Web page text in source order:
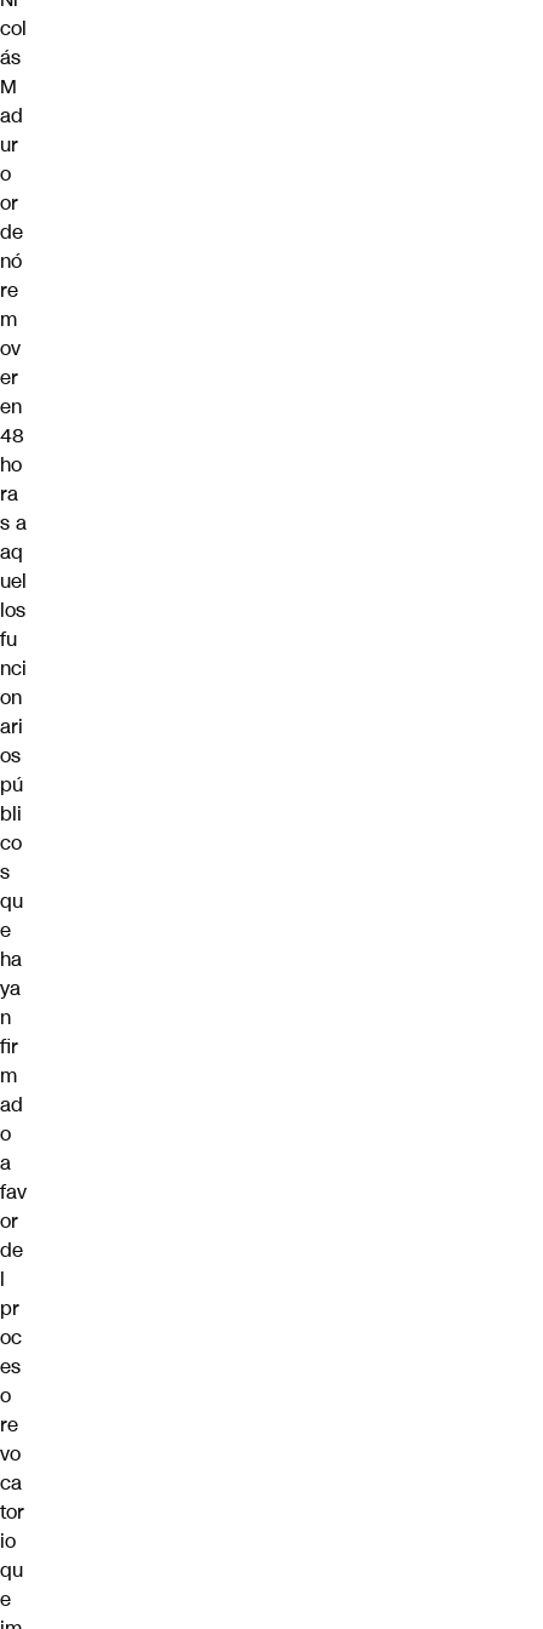
col
ás
M
ad
ur
o
or
de
nó
re
m
ov
er
en
48
ho
ra
s a
aq
uel
los
fu
nci
on
ari
os
pú
bli
co
s
qu
e
ha
ya
n
fir
m
ad
o
a
fav
or
de
l
pr
oc
es
o
re
vo
ca
tor
io
qu
e